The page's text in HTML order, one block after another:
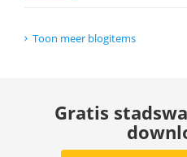
Toon meer blogitems
Gratis